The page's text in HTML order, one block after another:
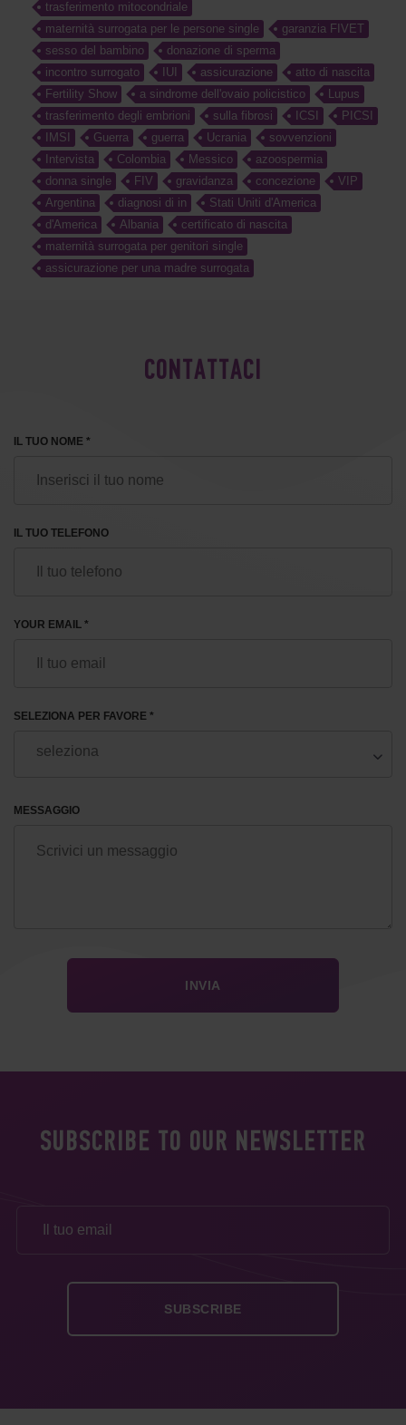
trasferimento mitocondriale
maternità surrogata per le persone single
garanzia FIVET
sesso del bambino
donazione di sperma
incontro surrogato
IUI assicurazione
atto di nascita
Fertility Show
a sindrome dell'ovaio policistico
Lupus
trasferimento degli embrioni
sulla fibrosi ICSI
PICSI
IMSI
Guerra guerra Ucrania
sovvenzioni
Intervista
Colombia Messico
azoospermia
donna single
FIV gravidanza concezione
VIP
Argentina
diagnosi di in
Stati Uniti d'America
d'America
Albania
certificato di nascita
maternità surrogata per genitori single
assicurazione per una madre surrogata
CONTATTACI
IL TUO NOME *
IL TUO TELEFONO
YOUR EMAIL *
SELEZIONA PER FAVORE *
MESSAGGIO
SUBSCRIBE TO OUR NEWSLETTER